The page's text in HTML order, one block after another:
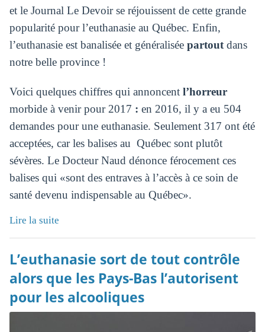
et le Journal Le Devoir se réjouissent de cette grande
popularité pour l’euthanasie au Québec. Enfin,
l’euthanasie est banalisée et généralisée partout dans
notre belle province !
Voici quelques chiffres qui annoncent l’horreur
morbide à venir pour 2017 : en 2016, il y a eu 504
demandes pour une euthanasie. Seulement 317 ont été
acceptées, car les balises au Québec sont plutôt
sévères. Le Docteur Naud dénonce férocement ces
balises qui «sont des entraves à l’accès à ce soin de
santé devenu indispensable au Québec».
Lire la suite
L’euthanasie sort de tout contrôle
alors que les Pays-Bas l’autorisent
pour les alcooliques